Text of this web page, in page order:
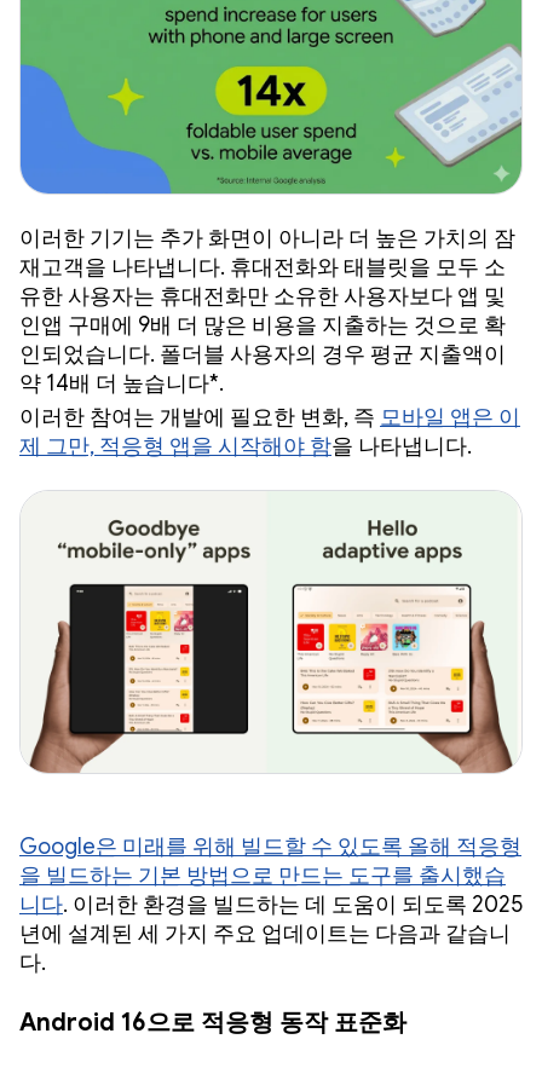
이러한 기기는 추가 화면이 아니라 더 높은 가치의 잠
재고객을 나타냅니다. 휴대전화와 태블릿을 모두 소
유한 사용자는 휴대전화만 소유한 사용자보다 앱 및
인앱 구매에 9배 더 많은 비용을 지출하는 것으로 확
인되었습니다. 폴더블 사용자의 경우 평균 지출액이
약 14배 더 높습니다*.
이러한 참여는 개발에 필요한 변화, 즉 모바일 앱은 이
제 그만, 적응형 앱을 시작해야 함을 나타냅니다.
Google은 미래를 위해 빌드할 수 있도록 올해 적응형
을 빌드하는 기본 방법으로 만드는 도구를 출시했습
니다. 이러한 환경을 빌드하는 데 도움이 되도록 2025
년에 설계된 세 가지 주요 업데이트는 다음과 같습니
다.
Android 16으로 적응형 동작 표준화